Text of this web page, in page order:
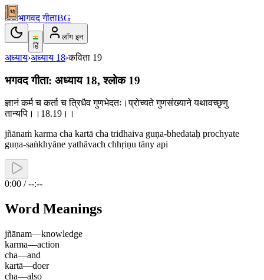
भागवद गीताBG
हिं
लॉग इन
अध्याय›अध्याय 18›कविता 19
भगवद गीता: अध्याय 18, श्लोक 19
ज्ञानं कर्म च कर्ता च त्रिधैव गुणभेदतः।प्रोच्यते गुणसंख्याने यथावच्छृणु
तान्यपि।।18.19।।
jñānaṁ karma cha kartā cha tridhaiva guṇa-bhedataḥ prochyate
guṇa-saṅkhyāne yathāvach chhṛiṇu tāny api
0:00 / --:--
Word Meanings
jñānam—knowledge
karma—action
cha—and
kartā—doer
cha—also